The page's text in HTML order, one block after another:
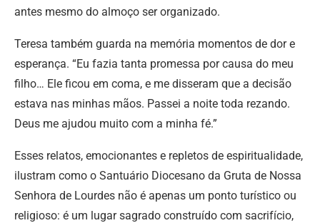
antes mesmo do almoço ser organizado.
Teresa também guarda na memória momentos de dor e
esperança. “Eu fazia tanta promessa por causa do meu
filho… Ele ficou em coma, e me disseram que a decisão
estava nas minhas mãos. Passei a noite toda rezando.
Deus me ajudou muito com a minha fé.”
Esses relatos, emocionantes e repletos de espiritualidade,
ilustram como o Santuário Diocesano da Gruta de Nossa
Senhora de Lourdes não é apenas um ponto turístico ou
religioso: é um lugar sagrado construído com sacrifício,